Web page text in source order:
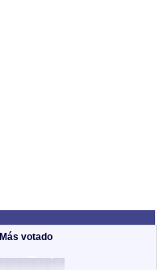
Más votado